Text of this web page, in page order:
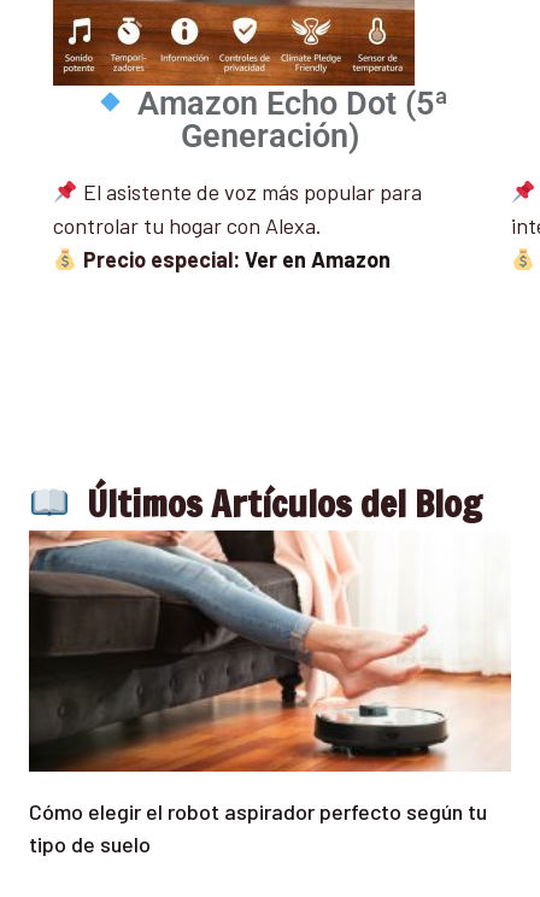
Amazon Echo Dot (5ª
Generación)
El asistente de voz más popular para
controlar tu hogar con Alexa.
Precio especial: Ver en Amazon
Últimos Artículos del Blog
Cómo elegir el robot aspirador perfecto según tu
tipo de suelo